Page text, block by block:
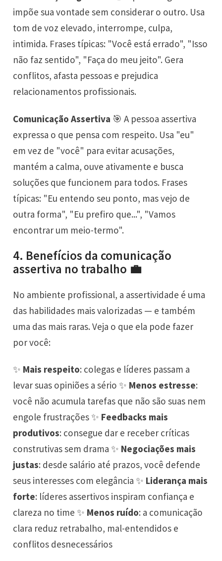
impõe sua vontade sem considerar o outro. Usa
tom de voz elevado, interrompe, culpa,
intimida. Frases típicas: "Você está errado", "Isso
não faz sentido", "Faça do meu jeito". Gera
conflitos, afasta pessoas e prejudica
relacionamentos profissionais.
Comunicação Assertiva 🎯 A pessoa assertiva
expressa o que pensa com respeito. Usa "eu"
em vez de "você" para evitar acusações,
mantém a calma, ouve ativamente e busca
soluções que funcionem para todos. Frases
típicas: "Eu entendo seu ponto, mas vejo de
outra forma", "Eu prefiro que...", "Vamos
encontrar um meio-termo".
4. Benefícios da comunicação
assertiva no trabalho 💼
No ambiente profissional, a assertividade é uma
das habilidades mais valorizadas — e também
uma das mais raras. Veja o que ela pode fazer
por você:
✨ Mais respeito: colegas e líderes passam a
levar suas opiniões a sério ✨ Menos estresse:
você não acumula tarefas que não são suas nem
engole frustrações ✨ Feedbacks mais
produtivos: consegue dar e receber críticas
construtivas sem drama ✨ Negociações mais
justas: desde salário até prazos, você defende
seus interesses com elegância ✨ Liderança mais
forte: líderes assertivos inspiram confiança e
clareza no time ✨ Menos ruído: a comunicação
clara reduz retrabalho, mal-entendidos e
conflitos desnecessários